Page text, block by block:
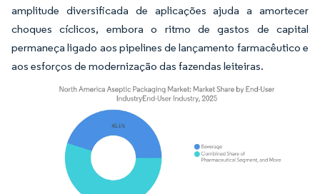
amplitude diversificada de aplicações ajuda a amortecer
choques cíclicos, embora o ritmo de gastos de capital
permaneça ligado aos pipelines de lançamento farmacêutico e
aos esforços de modernização das fazendas leiteiras.